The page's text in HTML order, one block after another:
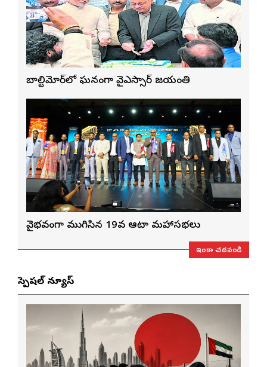
బాల్టిమోర్‌లో ఘనంగా వైఎస్సార్‌ జయంతి
వైభవంగా ముగిసిన 19వ ఆటా మహాసభలు
ఇంకా చదవండి
స్పెషల్ న్యూస్